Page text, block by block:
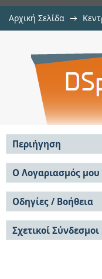
Αρχική Σελίδα →
Περιήγηση
Σε όλο το DSpace
Κοινότητες &
Ανά Ημερομηνία
Έκδοσης
Συγγραφείς
Τίτλοι
Θέματα
Ο Λογαριασμός μου
Σύνδεση
Εγγραφή
Οδηγίες / Βοήθεια
Οδηγίες Υποβολής
Οδηγίες Χρήσης ΙΑ
Συχνές Ερωτήσεις
Σχετικοί Σύνδεσμοι